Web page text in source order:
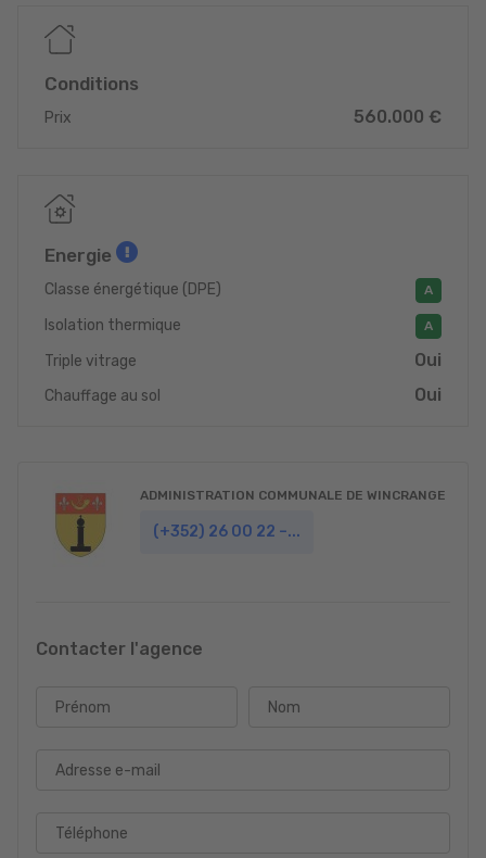
privative.
disponibles en été 2026. Le prix de vente affiché comprend un
taux de TVA super réduit de 3%.
Conditions
Prix 560.000 €
Energie
Classe énergétique (DPE) A
Isolation thermique A
Triple vitrage Oui
Chauffage au sol Oui
ADMINISTRATION COMMUNALE DE WINCRANGE
(+352) 26 00 22 –...
Contacter l'agence
Prénom Nom
Adresse e-mail
Téléphone